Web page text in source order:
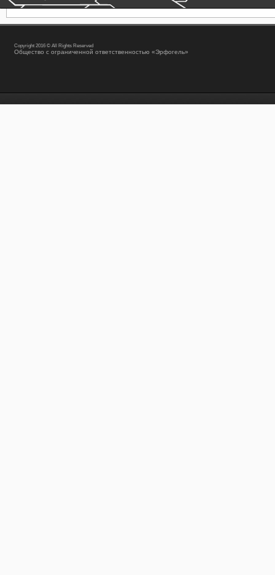
Copyright 2016 © All Rights Reserved
Общество с ограниченной ответственностью «Эрфогель»